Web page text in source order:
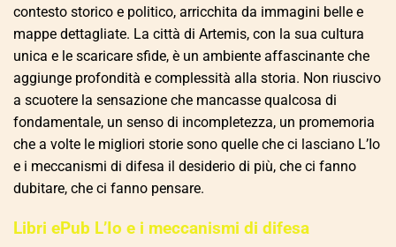
contesto storico e politico, arricchita da immagini belle e
mappe dettagliate. La città di Artemis, con la sua cultura
unica e le scaricare sfide, è un ambiente affascinante che
aggiunge profondità e complessità alla storia. Non riuscivo
a scuotere la sensazione che mancasse qualcosa di
fondamentale, un senso di incompletezza, un promemoria
che a volte le migliori storie sono quelle che ci lasciano L’Io
e i meccanismi di difesa il desiderio di più, che ci fanno
dubitare, che ci fanno pensare.
Libri ePub L’Io e i meccanismi di difesa